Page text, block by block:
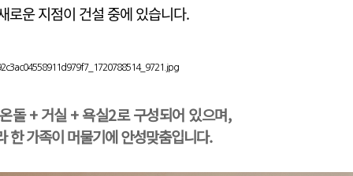
로운 지점이 건설 중에 있습니다.
돌 + 거실 + 욕실2로 구성되어 있으며,
한 가족이 머물기에 안성맞춤입니다.